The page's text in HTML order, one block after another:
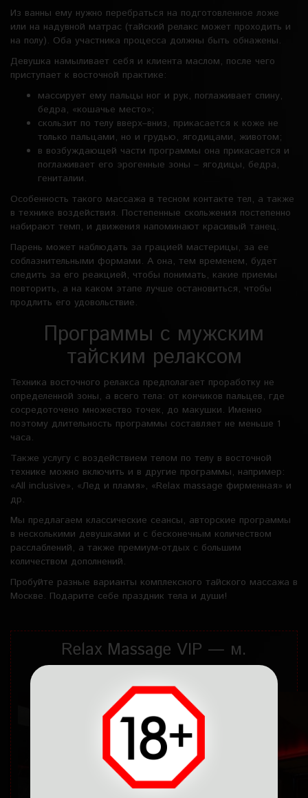
Из ванны ему нужно перебраться на подготовленное ложе
или на надувной матрас (тайский релакс может проходить и
на полу). Оба участника процесса должны быть обнажены.
Девушка намыливает себя и клиента маслом, после чего
приступает к восточной практике:
массирует ему пальцы ног и рук, поглаживает спину,
бедра, «кошачье место»;
скользит по телу вверх–вниз, прикасается к коже не
только пальцами, но и грудью, ягодицами, животом;
в возбуждающей части программы она прикасается и
поглаживает его эрогенные зоны – ягодицы, бедра,
гениталии.
Особенность такого массажа в тесном контакте тел, а также
в технике воздействия. Постепенные скольжения постепенно
набирают темп, и движения напоминают красивый танец.
Парень может наблюдать за грацией мастерицы, за ее
соблазнительными формами. А она, тем временем, будет
следить за его реакцией, чтобы понимать, какие приемы
повторить, а на каком этапе лучше остановиться, чтобы
продлить его удовольствие.
Программы с мужским
тайским релаксом
Техника восточного релакса предполагает проработку не
определенной зоны, а всего тела: от кончиков пальцев, где
сосредоточено множество точек, до макушки. Именно
поэтому длительность программы составляет не меньше 1
часа.
Также услугу с воздействием телом по телу в восточной
технике можно включить и в другие программы, например:
«All inclusive», «Лед и пламя», «Relax massage фирменная» и
др.
Мы предлагаем классические сеансы, авторские программы
в несколькими девушками и с бесконечным количеством
расслаблений, а также премиум-отдых с большим
количеством дополнений.
Пробуйте разные варианты комплексного тайского массажа в
Москве. Подарите себе праздник тела и души!
Relax Massage VIP — м.